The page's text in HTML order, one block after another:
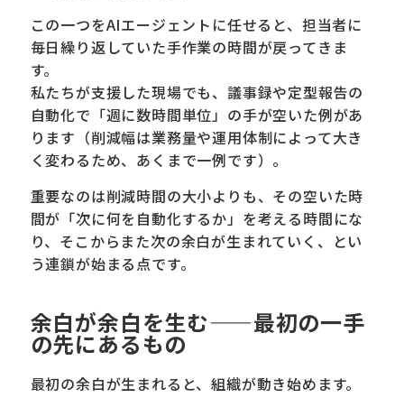
この一つをAIエージェントに任せると、担当者に
毎日繰り返していた手作業の時間が戻ってきま
す。
私たちが支援した現場でも、議事録や定型報告の
自動化で「週に数時間単位」の手が空いた例があ
ります（削減幅は業務量や運用体制によって大き
く変わるため、あくまで一例です）。
重要なのは削減時間の大小よりも、その空いた時
間が「次に何を自動化するか」を考える時間にな
り、そこからまた次の余白が生まれていく、とい
う連鎖が始まる点です。
余白が余白を生む——最初の一手
の先にあるもの
最初の余白が生まれると、組織が動き始めます。